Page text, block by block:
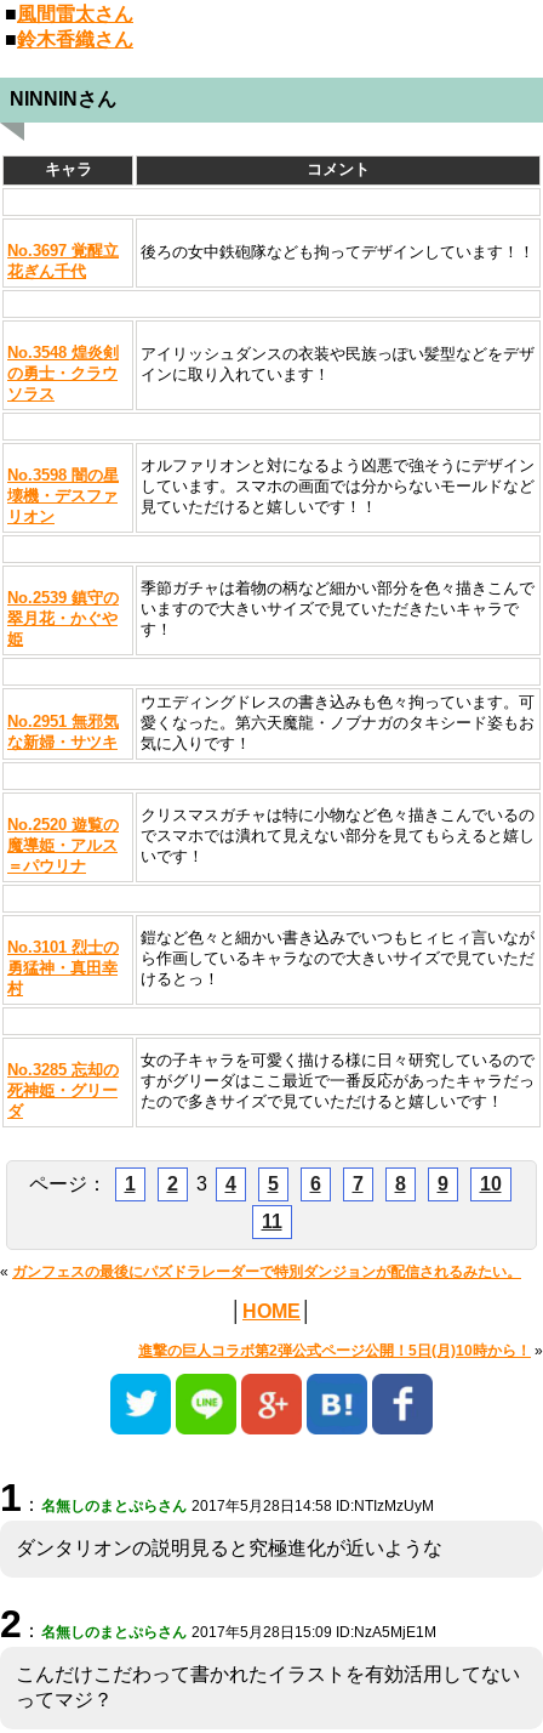
■風間雷太さん
■鈴木香織さん
NINNINさん
キャラ コメント
No.3697 覚醒立
花ぎん千代
後ろの女中鉄砲隊なども拘ってデザインしています！！
No.3548 煌炎剣
の勇士・クラウ
ソラス
アイリッシュダンスの衣装や民族っぽい髪型などをデザ
インに取り入れています！
No.3598 闇の星
壊機・デスファ
リオン
オルファリオンと対になるよう凶悪で強そうにデザイン
しています。スマホの画面では分からないモールドなど
見ていただけると嬉しいです！！
No.2539 鎮守の
翠月花・かぐや
姫
季節ガチャは着物の柄など細かい部分を色々描きこんで
いますので大きいサイズで見ていただきたいキャラで
す！
No.2951 無邪気
な新婦・サツキ
ウエディングドレスの書き込みも色々拘っています。可
愛くなった。第六天魔龍・ノブナガのタキシード姿もお
気に入りです！
No.2520 遊覧の
魔導姫・アルス
＝パウリナ
クリスマスガチャは特に小物など色々描きこんでいるの
でスマホでは潰れて見えない部分を見てもらえると嬉し
いです！
No.3101 烈士の
勇猛神・真田幸
村
鎧など色々と細かい書き込みでいつもヒィヒィ言いなが
ら作画しているキャラなので大きいサイズで見ていただ
けるとっ！
No.3285 忘却の
死神姫・グリー
ダ
女の子キャラを可愛く描ける様に日々研究しているので
すがグリーダはここ最近で一番反応があったキャラだっ
たので多きサイズで見ていただけると嬉しいです！
ページ： 1 2 3 4 5 6 7 8 9
10
11
« ガンフェスの最後にパズドラレーダーで特別ダンジョンが配信されるみたい。
HOME
進撃の巨人コラボ第2弾公式ページ公開！5日(月)10時から！ »
1 ： 名無しのまとぷらさん 2017年5月28日14:58 ID:NTIzMzUyM
ダンタリオンの説明見ると究極進化が近いような
2 ： 名無しのまとぷらさん 2017年5月28日15:09 ID:NzA5MjE1M
こんだけこだわって書かれたイラストを有効活用してない
ってマジ？